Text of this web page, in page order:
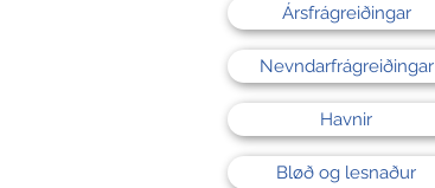
Ársfrágreiðingar
Nevndarfrágreiðingar
Havnir
Bløð og lesnaður